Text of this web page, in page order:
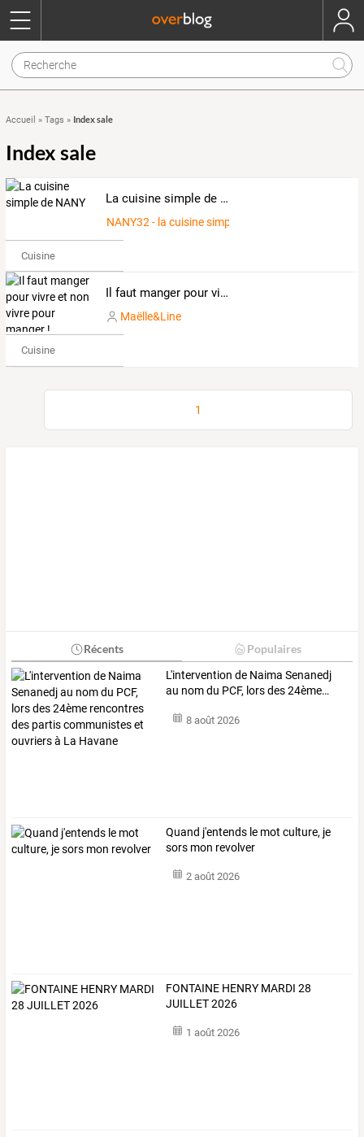
Accueil » Tags » Index sale
Index sale
La cuisine simple de NANY
NANY32 - la cuisine simple
Cuisine
Il faut manger pour vivre et non vivre pour manger ! (Molière)
Maëlle&Line
Cuisine
1
Récents Populaires
L'intervention de Naima Senanedj
au nomdu PCF, lorsdes24ème…
8 août 2026
Quand j'entends le mot culture, je
sors mon revolver
2 août 2026
FONTAINE HENRY MARDI 28
JUILLET 2026
1 août 2026